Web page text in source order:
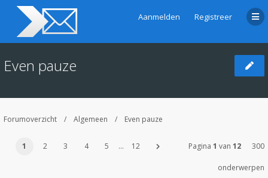
Aanmelden Registreer
Even pauze
Forumoverzicht Algemeen Even pauze
1 2 3 4 5 … 12 Pagina 1 van 12 300
onderwerpen